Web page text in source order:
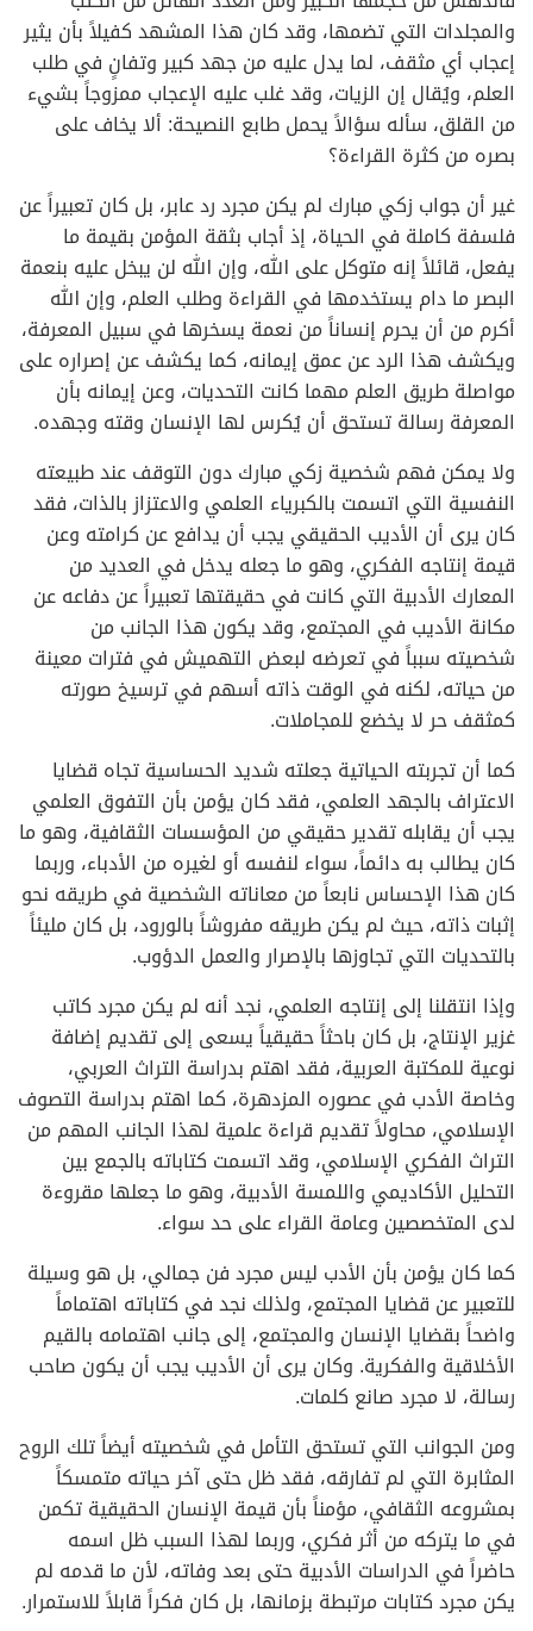
والمجلدات التي تضمها، وقد كان هذا المشهد كفيلاً بأن يثير
إعجاب أي مثقف، لما يدل عليه من جهد كبير وتفانٍ في طلب
العلم، ويُقال إن الزيات، وقد غلب عليه الإعجاب ممزوجاً بشيء
من القلق، سأله سؤالاً يحمل طابع النصيحة: ألا يخاف على
بصره من كثرة القراءة؟
غير أن جواب زكي مبارك لم يكن مجرد رد عابر، بل كان تعبيراً عن
فلسفة كاملة في الحياة، إذ أجاب بثقة المؤمن بقيمة ما
يفعل، قائلاً إنه متوكل على الله، وإن الله لن يبخل عليه بنعمة
البصر ما دام يستخدمها في القراءة وطلب العلم، وإن الله
أكرم من أن يحرم إنساناً من نعمة يسخرها في سبيل المعرفة،
ويكشف هذا الرد عن عمق إيمانه، كما يكشف عن إصراره على
مواصلة طريق العلم مهما كانت التحديات، وعن إيمانه بأن
المعرفة رسالة تستحق أن يُكرس لها الإنسان وقته وجهده.
ولا يمكن فهم شخصية زكي مبارك دون التوقف عند طبيعته
النفسية التي اتسمت بالكبرياء العلمي والاعتزاز بالذات، فقد
كان يرى أن الأديب الحقيقي يجب أن يدافع عن كرامته وعن
قيمة إنتاجه الفكري، وهو ما جعله يدخل في العديد من
المعارك الأدبية التي كانت في حقيقتها تعبيراً عن دفاعه عن
مكانة الأديب في المجتمع، وقد يكون هذا الجانب من
شخصيته سبباً في تعرضه لبعض التهميش في فترات معينة
من حياته، لكنه في الوقت ذاته أسهم في ترسيخ صورته
كمثقف حر لا يخضع للمجاملات.
كما أن تجربته الحياتية جعلته شديد الحساسية تجاه قضايا
الاعتراف بالجهد العلمي، فقد كان يؤمن بأن التفوق العلمي
يجب أن يقابله تقدير حقيقي من المؤسسات الثقافية، وهو ما
كان يطالب به دائماً، سواء لنفسه أو لغيره من الأدباء، وربما
كان هذا الإحساس نابعاً من معاناته الشخصية في طريقه نحو
إثبات ذاته، حيث لم يكن طريقه مفروشاً بالورود، بل كان مليئاً
بالتحديات التي تجاوزها بالإصرار والعمل الدؤوب.
وإذا انتقلنا إلى إنتاجه العلمي، نجد أنه لم يكن مجرد كاتب
غزير الإنتاج، بل كان باحثاً حقيقياً يسعى إلى تقديم إضافة
نوعية للمكتبة العربية، فقد اهتم بدراسة التراث العربي،
وخاصة الأدب في عصوره المزدهرة، كما اهتم بدراسة التصوف
الإسلامي، محاولاً تقديم قراءة علمية لهذا الجانب المهم من
التراث الفكري الإسلامي، وقد اتسمت كتاباته بالجمع بين
التحليل الأكاديمي واللمسة الأدبية، وهو ما جعلها مقروءة
لدى المتخصصين وعامة القراء على حد سواء.
كما كان يؤمن بأن الأدب ليس مجرد فن جمالي، بل هو وسيلة
للتعبير عن قضايا المجتمع، ولذلك نجد في كتاباته اهتماماً
واضحاً بقضايا الإنسان والمجتمع، إلى جانب اهتمامه بالقيم
الأخلاقية والفكرية. وكان يرى أن الأديب يجب أن يكون صاحب
رسالة، لا مجرد صانع كلمات.
ومن الجوانب التي تستحق التأمل في شخصيته أيضاً تلك الروح
المثابرة التي لم تفارقه، فقد ظل حتى آخر حياته متمسكاً
بمشروعه الثقافي، مؤمناً بأن قيمة الإنسان الحقيقية تكمن
في ما يتركه من أثر فكري، وربما لهذا السبب ظل اسمه
حاضراً في الدراسات الأدبية حتى بعد وفاته، لأن ما قدمه لم
يكن مجرد كتابات مرتبطة بزمانها، بل كان فكراً قابلاً للاستمرار.